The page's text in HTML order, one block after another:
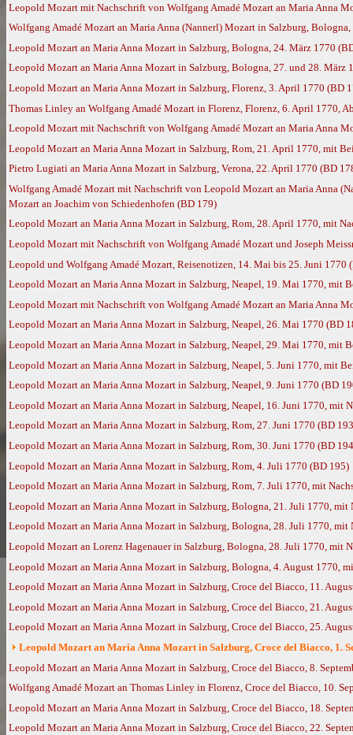
Leopold Mozart mit Nachschrift von Wolfgang Amadé Mozart an Maria Anna
Wolfgang Amadé Mozart an Maria Anna (Nannerl) Mozart in Salzburg,
Leopold Mozart an Maria Anna Mozart in Salzburg, Bologna, 24. März 1770
Leopold Mozart an Maria Anna Mozart in Salzburg, Bologna, 27. und 28. März
Leopold Mozart an Maria Anna Mozart in Salzburg, Florenz, 3. April 1770 (BD
Thomas Linley an Wolfgang Amadé Mozart in Florenz, Florenz, 6. April 1770,
Leopold Mozart mit Nachschrift von Wolfgang Amadé Mozart an Maria Anna
Leopold Mozart an Maria Anna Mozart in Salzburg, Rom, 21. April 1770, mit
Pietro Lugiati an Maria Anna Mozart in Salzburg, Verona, 22. April 1770 (BD
Wolfgang Amadé Mozart mit Nachschrift von Leopold Mozart an Maria Anna
Mozart an Joachim von Schiedenhofen (BD 179)
Leopold Mozart an Maria Anna Mozart in Salzburg, Rom, 28. April 1770, mit
Leopold Mozart mit Nachschrift von Wolfgang Amadé Mozart und Joseph
Leopold und Wolfgang Amadé Mozart, Reisenotizen, 14. Mai bis 25. Juni 1770
Leopold Mozart an Maria Anna Mozart in Salzburg, Neapel, 19. Mai 1770, mit
Leopold Mozart mit Nachschrift von Wolfgang Amadé Mozart an Maria Anna
Leopold Mozart an Maria Anna Mozart in Salzburg, Neapel, 26. Mai 1770 (BD
Leopold Mozart an Maria Anna Mozart in Salzburg, Neapel, 29. Mai 1770, mit
Leopold Mozart an Maria Anna Mozart in Salzburg, Neapel, 5. Juni 1770, mit
Leopold Mozart an Maria Anna Mozart in Salzburg, Neapel, 9. Juni 1770 (BD
Leopold Mozart an Maria Anna Mozart in Salzburg, Neapel, 16. Juni 1770, mit
Leopold Mozart an Maria Anna Mozart in Salzburg, Rom, 27. Juni 1770 (BD
Leopold Mozart an Maria Anna Mozart in Salzburg, Rom, 30. Juni 1770 (BD
Leopold Mozart an Maria Anna Mozart in Salzburg, Rom, 4. Juli 1770 (BD 195)
Leopold Mozart an Maria Anna Mozart in Salzburg, Rom, 7. Juli 1770, mit
Leopold Mozart an Maria Anna Mozart in Salzburg, Bologna, 21. Juli 1770,
Leopold Mozart an Maria Anna Mozart in Salzburg, Bologna, 28. Juli 1770,
Leopold Mozart an Lorenz Hagenauer in Salzburg, Bologna, 28. Juli 1770, mit
Leopold Mozart an Maria Anna Mozart in Salzburg, Bologna, 4. August 1770,
Leopold Mozart an Maria Anna Mozart in Salzburg, Croce del Biacco, 11.
Leopold Mozart an Maria Anna Mozart in Salzburg, Croce del Biacco, 21.
Leopold Mozart an Maria Anna Mozart in Salzburg, Croce del Biacco, 25.
Leopold Mozart an Maria Anna Mozart in Salzburg, Croce del Biacco, 1.
Leopold Mozart an Maria Anna Mozart in Salzburg, Croce del Biacco, 8.
Wolfgang Amadé Mozart an Thomas Linley in Florenz, Croce del Biacco, 10.
Leopold Mozart an Maria Anna Mozart in Salzburg, Croce del Biacco, 18.
Leopold Mozart an Maria Anna Mozart in Salzburg, Croce del Biacco, 22.